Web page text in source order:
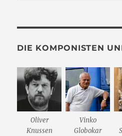
DIE KOMPONISTEN
Oliver
Knussen
Vinko
Globokar